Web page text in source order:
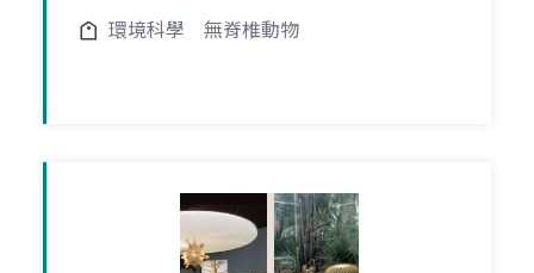
環境科學 無脊椎動物